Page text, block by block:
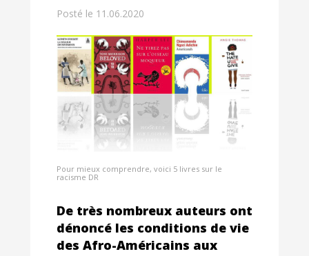
Posté le 11.06.2020
Pour mieux comprendre, voici 5 livres sur le
racisme DR
De très nombreux auteurs ont
dénoncé les conditions de vie
des Afro-Américains aux